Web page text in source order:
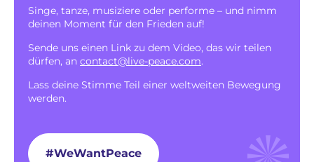
Singe, tanze, musiziere oder performe – und nimm
deinen Moment für den Frieden auf!
Sende uns einen Link zu dem Video, das wir teilen
dürfen, an contact@live-peace.com.
Lass deine Stimme Teil einer weltweiten Bewegung
werden.
#WeWantPeace